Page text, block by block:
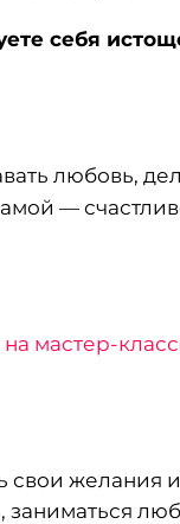
себя
любовь,
—
на мастер-
свои желания
заниматься